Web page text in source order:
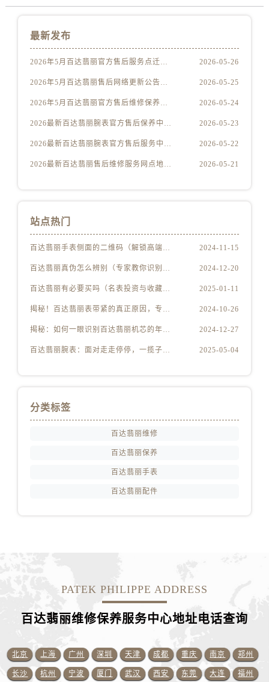
青海省海北藏族自治州海晏县将军路售后服务中心（需提前预约）
新疆维吾尔自治区喀什市解放北路售后服务中心（需提前预约）
新疆维吾尔自治区昆玉市昆泉街售后服务中心（需提前预约）
新疆维吾尔自治区石河子市北二路售后服务中心（需提前预约）
新疆维吾尔自治区双河市光明路售后服务中心（需提前预约）
最新发布
2026年5月百达翡丽官方售后服务点迁移与新增终极快报 2026-05-26
2026年5月百达翡丽售后网络更新公告（含网点迁址及新开） 2026-05-25
2026年5月百达翡丽官方售后维修保养站点清单补充版（搬迁新开）文件内容公示 2026-05-24
2026最新百达翡丽腕表官方售后保养中心网点地址实地探访报告 2026-05-23
2026最新百达翡丽腕表官方售后服务中心地址实地探访报告 2026-05-22
2026最新百达翡丽售后维修服务网点地址考察报告 2026-05-21
站点热门
百达翡丽手表侧面的二维码（解锁高端手表隐藏功能指南） 2024-11-15
百达翡丽真伪怎么辨别（专家教你识别手表真假的技巧与步骤） 2024-12-20
百达翡丽有必要买吗（名表投资与收藏的价值分析） 2025-01-11
揭秘！百达翡丽表带紧的真正原因，专业解读不容错过！ 2024-10-26
揭秘：如何一眼识别百达翡丽机芯的年份秘密 2024-12-27
百达翡丽腕表：面对走走停停，一揽子解决技巧大公开！ 2025-05-04
分类标签
百达翡丽维修
百达翡丽保养
百达翡丽手表
百达翡丽配件
PATEK PHILIPPE ADDRESS
百达翡丽维修保养服务中心地址电话查询
北京 上海 广州 深圳 天津 成都 重庆 南京 郑州
长沙 杭州 宁波 厦门 武汉 西安 东莞 大连 福州